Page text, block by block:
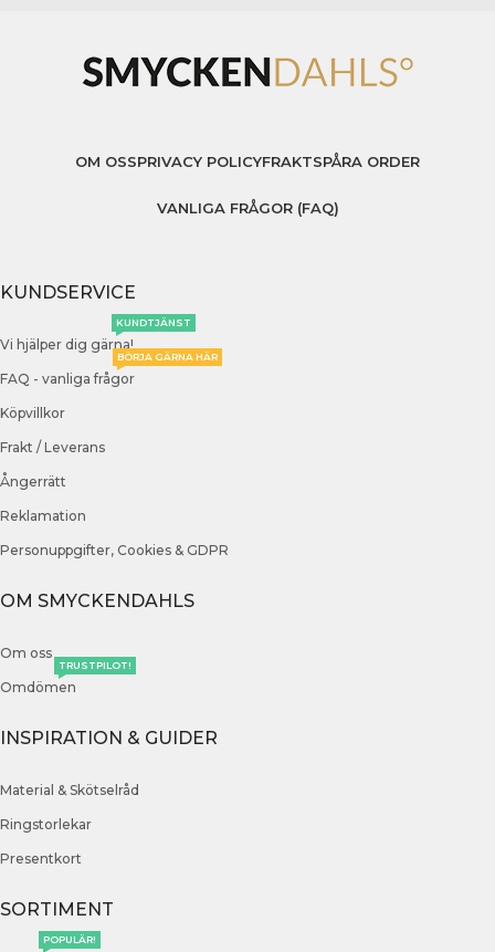
OM OSSPRIVACY POLICYFRAKTSPÅRA ORDER
VANLIGA FRÅGOR (FAQ)
KUNDSERVICE
Vi hjälper dig gärna!
KUNDTJÄNST
FAQ - vanliga frågor
BÖRJA GÄRNA HÄR
Köpvillkor
Frakt / Leverans
Ångerrätt
Reklamation
Personuppgifter, Cookies & GDPR
OM SMYCKENDAHLS
Om oss
Omdömen
TRUSTPILOT!
INSPIRATION & GUIDER
Material & Skötselråd
Ringstorlekar
Presentkort
SORTIMENT
POPULÄR!